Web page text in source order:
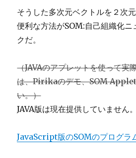
そうした多次元ベクトルを２次
便利な方法がSOM:自己組織化ニ
クだ。
（JAVAのアプレットを使って実
は、Pirikaのデモ、SOM
い。）
JAVA版は現在提供していません。
JavaScript版のSOMのプログラ